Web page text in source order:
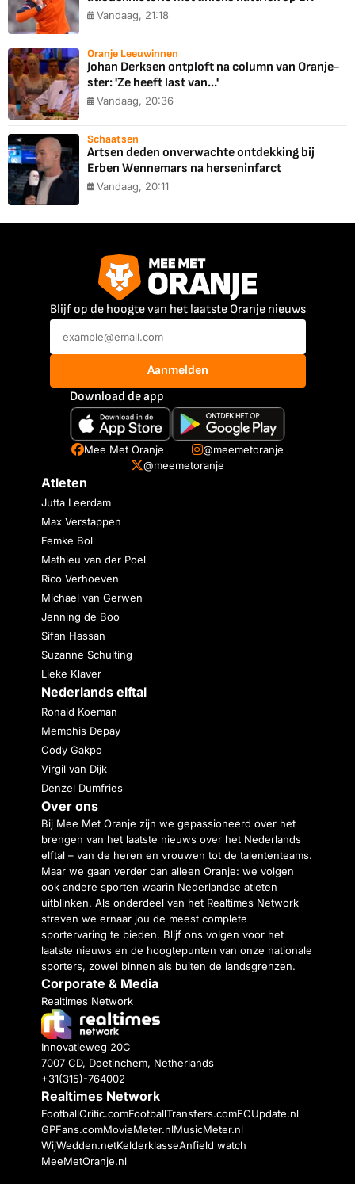
Vandaag, 21:18
Oranje Leeuwinnen
Johan Derksen ontploft na column van Oranje-
ster: 'Ze heeft last van...'
Vandaag, 20:36
Schaatsen
Artsen deden onverwachte ontdekking bij
Erben Wennemars na herseninfarct
Vandaag, 20:11
Blijf op de hoogte van het laatste Oranje nieuws
Aanmelden
Download de app
Mee Met Oranje
@meemetoranje
@meemetoranje
Atleten
Jutta Leerdam
Max Verstappen
Femke Bol
Mathieu van der Poel
Rico Verhoeven
Michael van Gerwen
Jenning de Boo
Sifan Hassan
Suzanne Schulting
Lieke Klaver
Nederlands elftal
Ronald Koeman
Memphis Depay
Cody Gakpo
Virgil van Dijk
Denzel Dumfries
Over ons
Bij Mee Met Oranje zijn we gepassioneerd over het
brengen van het laatste nieuws over het Nederlands
elftal – van de heren en vrouwen tot de talententeams.
Maar we gaan verder dan alleen Oranje: we volgen
ook andere sporten waarin Nederlandse atleten
uitblinken. Als onderdeel van het Realtimes Network
streven we ernaar jou de meest complete
sportervaring te bieden. Blijf ons volgen voor het
laatste nieuws en de hoogtepunten van onze nationale
sporters, zowel binnen als buiten de landsgrenzen.
Corporate & Media
Realtimes Network
Innovatieweg 20C
7007 CD, Doetinchem, Netherlands
+31(315)-764002
Realtimes Network
FootballCritic.comFootballTransfers.comFCUpdate.nl
GPFans.comMovieMeter.nlMusicMeter.nl
WijWedden.netKelderklasseAnfield watch
MeeMetOranje.nl